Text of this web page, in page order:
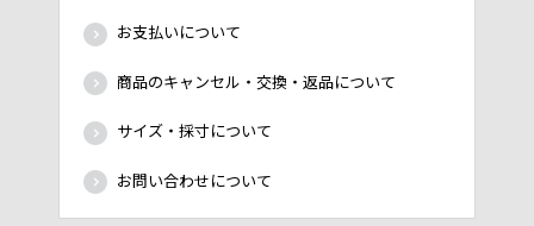
お支払いについて
商品のキャンセル・交換・返品について
サイズ・採寸について
お問い合わせについて